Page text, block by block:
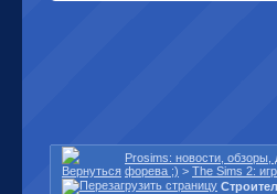
Prosims: новости,
форева ;) > The Sims 2: